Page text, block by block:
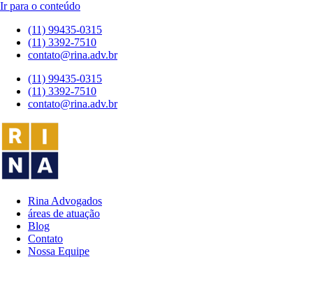
Ir para o conteúdo
(11) 99435-0315
(11) 3392-7510
contato@rina.adv.br
(11) 99435-0315
(11) 3392-7510
contato@rina.adv.br
Rina Advogados
áreas de atuação
Blog
Contato
Nossa Equipe